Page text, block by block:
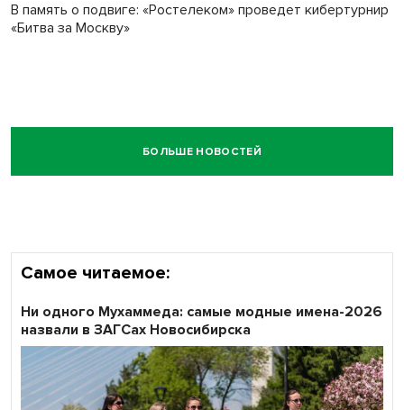
В память о подвиге: «Ростелеком» проведет кибертурнир
«Битва за Москву»
БОЛЬШЕ НОВОСТЕЙ
Самое читаемое:
Ни одного Мухаммеда: самые модные имена-2026
назвали в ЗАГСах Новосибирска